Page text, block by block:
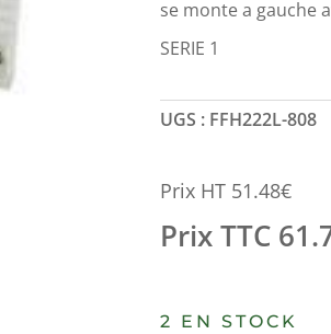
se monte a gauche
SERIE 1
UGS : FFH222L-808
Prix HT 51.48€
Prix TTC
2 EN STOCK